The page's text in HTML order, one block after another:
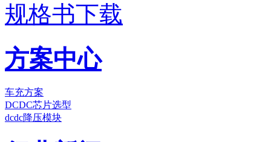
规格书下载
方案中心
车充方案
DCDC芯片选型
dcdc降压模块